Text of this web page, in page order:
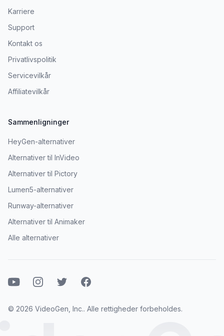
Karriere
Support
Kontakt os
Privatlivspolitik
Servicevilkår
Affiliatevilkår
Sammenligninger
HeyGen-alternativer
Alternativer til InVideo
Alternativer til Pictory
Lumen5-alternativer
Runway-alternativer
Alternativer til Animaker
Alle alternativer
YouTubeInstagramTwitterFacebook
© 2026 VideoGen, Inc.. Alle rettigheder forbeholdes.